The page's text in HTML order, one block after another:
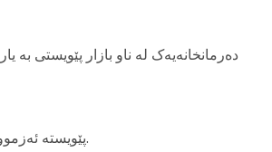
پێویستە ئەزموونی ئیشکردنی هەبێت.